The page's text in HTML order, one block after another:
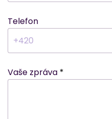
Telefon
Vaše zpráva